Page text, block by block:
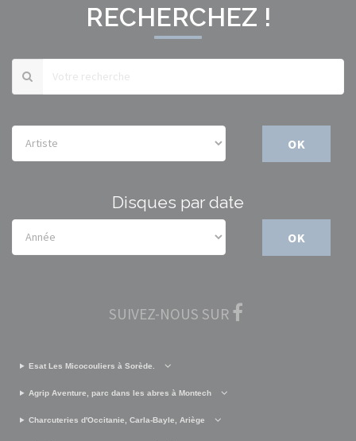
RECHERCHEZ !
OK
Disques par date
OK
SUIVEZ-NOUS SUR
Esat Les Micocouliers à Sorède.
Agrip Aventure, parc dans les abres à Montech
Charcuteries d'Occitanie, Carla-Bayle, Ariège